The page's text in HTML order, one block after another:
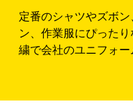
定番のシャツやズボ
ン、作業服にぴった
繍で会社のユニフォ